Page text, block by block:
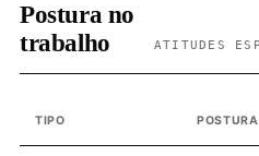
Postura no
trabalho
ATITUDES
TIPO POSTURA